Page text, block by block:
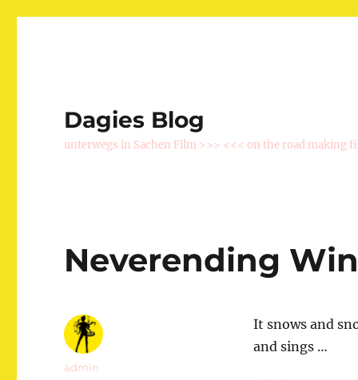
Dagies Blog
unterwegs in Sachen Film >>> <<< on the road making
Neverending
It snows and
and sings …
Autor
admin